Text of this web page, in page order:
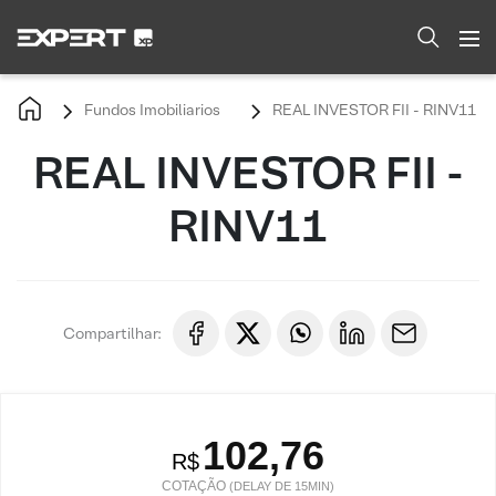
Fundos Imobiliarios REAL INVESTOR FII - RINV11
REAL INVESTOR FII -
RINV11
Compartilhar:
R$ 102,76
COTAÇÃO (DELAY DE 15MIN)